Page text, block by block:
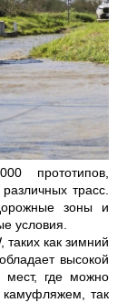
прототипов,
трасс.
зоны и
условия.
таких как зимний
высокой
мест, где можно
камуфляжем, так